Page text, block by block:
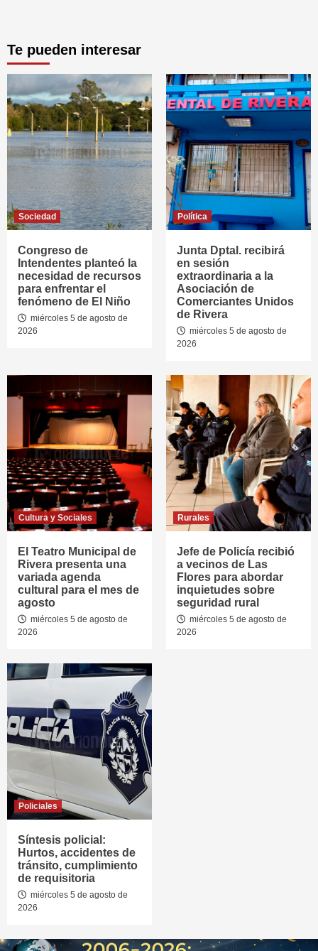
Te pueden interesar
Sociedad
Congreso de
Intendentes planteó la
necesidad de recursos
para enfrentar el
fenómeno de El Niño
miércoles 5 de agosto de
2026
Política
Junta Dptal. recibirá
en sesión
extraordinaria a la
Asociación de
Comerciantes Unidos
de Rivera
miércoles 5 de agosto de
2026
Cultura y Sociales
El Teatro Municipal de
Rivera presenta una
variada agenda
cultural para el mes de
agosto
miércoles 5 de agosto de
2026
Rurales
Jefe de Policía recibió
a vecinos de Las
Flores para abordar
inquietudes sobre
seguridad rural
miércoles 5 de agosto de
2026
Policiales
Síntesis policial:
Hurtos, accidentes de
tránsito, cumplimiento
de requisitoria
miércoles 5 de agosto de
2026